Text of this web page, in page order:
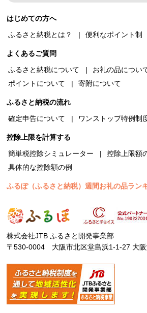
はじめての方へ
ふるさと納税とは？
便利なポイント制
よくあるご質問
ふるさと納税について
お礼の品につい
ポイントについて
寄附について
ふるさと納税の流れ
確定申告について
ワンストップ特例制
控除上限を計算する
簡単税控除シミュレーター
控除上限額
具体的な控除額の例
ふるぽ（ふるさと納税）週間お礼の品ラン
株式会社JTB ふるさと開発事業部
〒530-0004 大阪市北区堂島浜1-1-27 大